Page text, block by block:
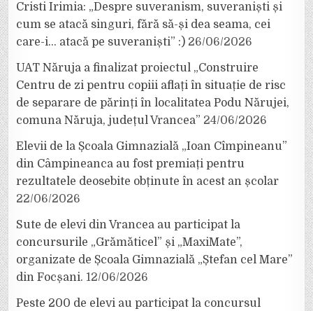
Cristi Irimia: „Despre suveranism, suveraniști și
cum se atacă singuri, fără să-și dea seama, cei
care-i… atacă pe suveraniști” :) 26/06/2026
UAT Năruja a finalizat proiectul „Construire
Centru de zi pentru copiii aflați în situație de risc
de separare de părinți în localitatea Podu Nărujei,
comuna Năruja, județul Vrancea” 24/06/2026
Elevii de la Școala Gimnazială „Ioan Cîmpineanu”
din Câmpineanca au fost premiați pentru
rezultatele deosebite obținute în acest an școlar
22/06/2026
Sute de elevi din Vrancea au participat la
concursurile „Grămăticel” și „MaxiMate”,
organizate de Școala Gimnazială „Ștefan cel Mare”
din Focșani. 12/06/2026
Peste 200 de elevi au participat la concursul